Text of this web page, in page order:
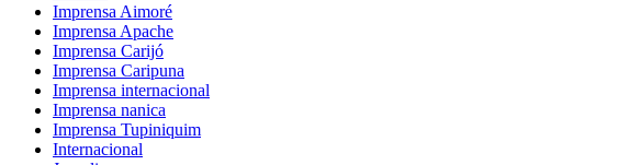
Imprensa Aimoré
Imprensa Apache
Imprensa Carijó
Imprensa Caripuna
Imprensa internacional
Imprensa nanica
Imprensa Tupiniquim
Internacional